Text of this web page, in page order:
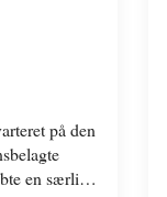
på den
en særlig